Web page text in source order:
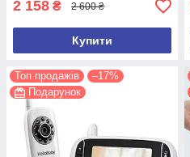
2 158 ₴ 2 600 ₴
Купити
Топ продажів
–17%
Подарунок